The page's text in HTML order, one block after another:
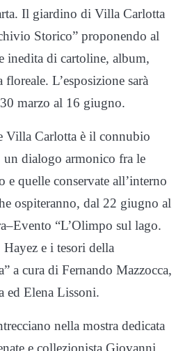
Il giardino di Villa Carlotta
Storico” proponendo al
inedita di cartoline, album,
L’esposizione sarà
marzo al 16 giugno.
Villa Carlotta è il connubio
un dialogo armonico fra le
quelle conservate all’interno
ospiteranno, dal 22 giugno al
“L’Olimpo sul lago.
e i tesori della
a cura di Fernando Mazzocca,
ed Elena Lissoni.
nella mostra dedicata
e collezionista Giovanni